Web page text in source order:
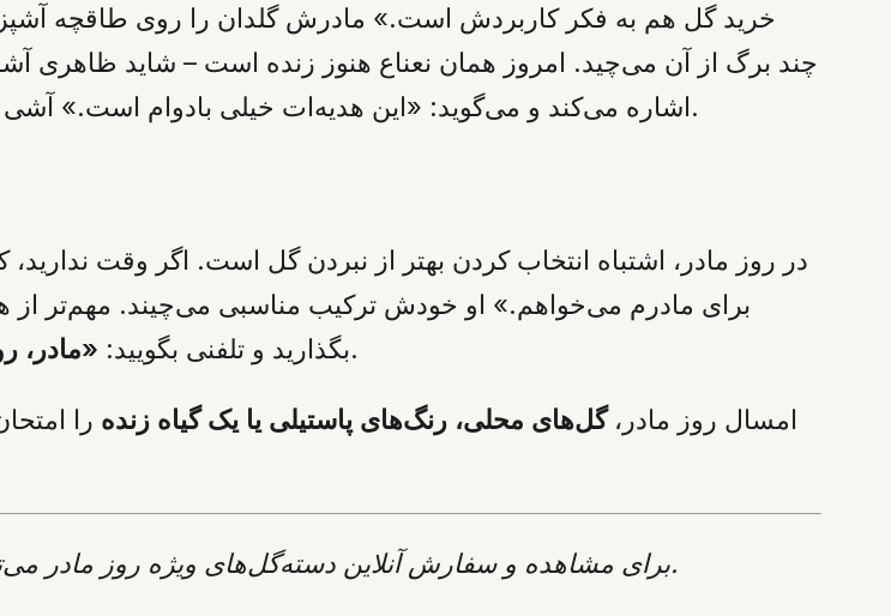
خرید گل هم به فکر کاربردش است.» مادرش گلدان را روی طاقچه
چند برگ از آن می‌چید. امروز همان نعناع هنوز زنده است – شاید ظاهری
اشاره می‌کند و می‌گوید: «این هدیه‌ات خیلی بادوام است.» آشی معتقد است این از گران‌ترین دسته‌گل‌ها هم ارزشمندتر است.
در روز مادر، اشتباه انتخاب کردن بهتر از نبردن گل است. اگر وقت
برای مادرم می‌خواهم.» او خودش ترکیب مناسبی می‌چیند. مهم‌تر از
بگذارید و تلفنی بگویید: «مادر، همین لحظه از خود گل هم تأثیرگذارتر است.
امسال روز مادر،گل‌های محلی، رنگ‌های پاستیلی یا یک گیاه زنده را
برای مشاهده و سفارش آنلاین دسته‌گل‌های ویژه روز مادرمراجعه کنید.